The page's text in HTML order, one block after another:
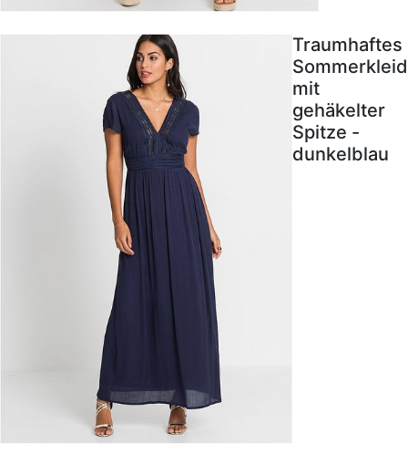
Traumhaftes
Sommerkleid
mit
gehäkelter
Spitze -
dunkelblau